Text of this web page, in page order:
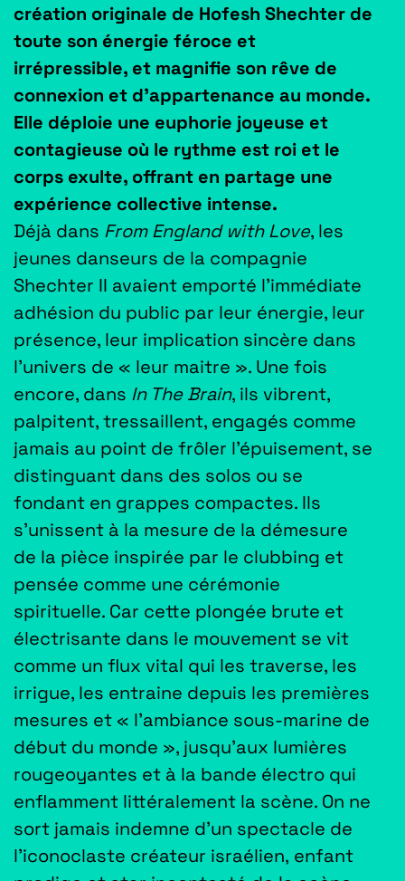
création originale de Hofesh Shechter de
toute son énergie féroce et
irrépressible, et magnifie son rêve de
connexion et d’appartenance au monde.
Elle déploie une euphorie joyeuse et
contagieuse où le rythme est roi et le
corps exulte, offrant en partage une
expérience collective intense.
Déjà dans From England with Love, les
jeunes danseurs de la compagnie
Shechter II avaient emporté l’immédiate
adhésion du public par leur énergie, leur
présence, leur implication sincère dans
l’univers de « leur maitre ». Une fois
encore, dans In The Brain, ils vibrent,
palpitent, tressaillent, engagés comme
jamais au point de frôler l’épuisement, se
distinguant dans des solos ou se
fondant en grappes compactes. Ils
s’unissent à la mesure de la démesure
de la pièce inspirée par le clubbing et
pensée comme une cérémonie
spirituelle. Car cette plongée brute et
électrisante dans le mouvement se vit
comme un flux vital qui les traverse, les
irrigue, les entraine depuis les premières
mesures et « l’ambiance sous-marine de
début du monde », jusqu’aux lumières
rougeoyantes et à la bande électro qui
enflamment littéralement la scène. On ne
sort jamais indemne d’un spectacle de
l’iconoclaste créateur israélien, enfant